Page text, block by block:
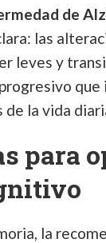
de
las
leves y
de la vida
para
la